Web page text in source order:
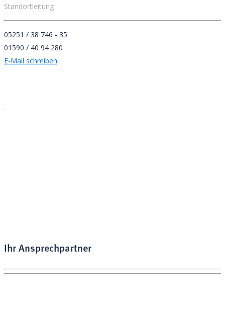
Standortleitung
05251 / 38 746 - 35
01590 / 40 94 280
E-Mail schreiben
Ihr Ansprechpartner